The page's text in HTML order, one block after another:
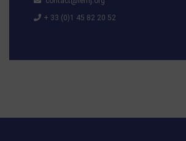
+ 33 (0)1 45 82 20 52